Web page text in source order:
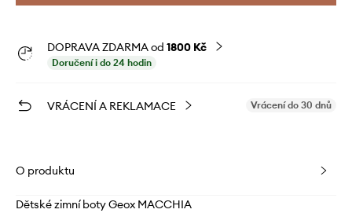
DOPRAVA ZDARMA od 1800 Kč
Doručení i do 24 hodin
VRÁCENÍ A REKLAMACE Vrácení do 30 dnů
O produktu
Dětské zimní boty Geox MACCHIA